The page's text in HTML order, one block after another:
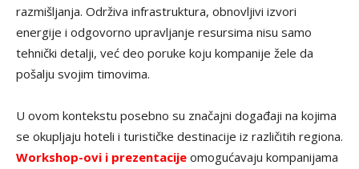
razmišljanja. Održiva infrastruktura, obnovljivi izvori
energije i odgovorno upravljanje resursima nisu samo
tehnički detalji, već deo poruke koju kompanije žele da
pošalju svojim timovima.
U ovom kontekstu posebno su značajni događaji na kojima
se okupljaju hoteli i turističke destinacije iz različitih regiona.
Workshop-ovi i prezentacije omogućavaju kompanijama